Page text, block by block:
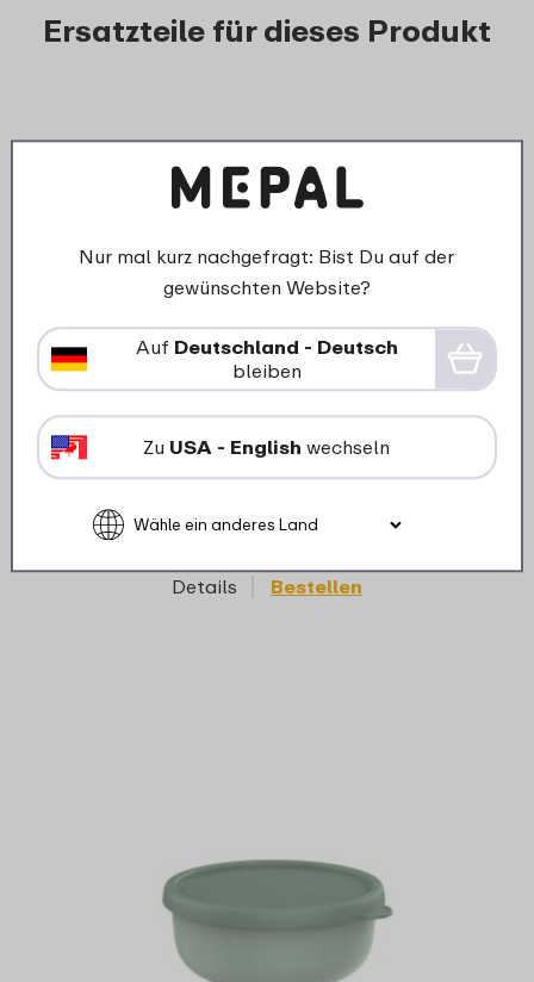
Ersatzteile für dieses Produkt
Deckel aufbewahrungsdose
Lumina 750 ml - nordic sage
319
Details Bestellen
›
Nur mal kurz nachgefragt: Bist Du auf der
gewünschten Website?
Auf Deutschland - Deutsch
bleiben
Zu USA - English wechseln